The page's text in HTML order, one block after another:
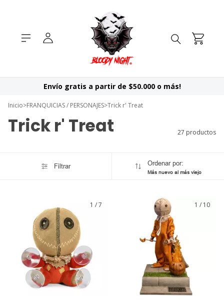
Envío gratis a partir de $50.000 o más!
Inicio>FRANQUICIAS / PERSONAJES>Trick r' Treat
Trick r' Treat 27 productos
Filtrar Ordenar por:
Más nuevo al más viejo
1 /7 1 / 10